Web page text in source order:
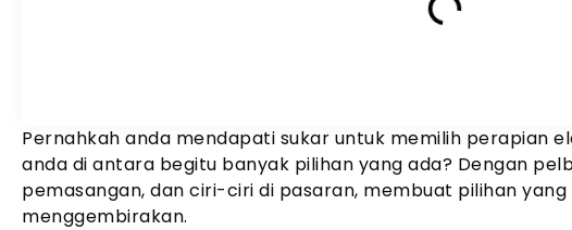
Pernahkah anda mendapati sukar untuk memilih perapian
anda di antara begitu banyak pilihan yang ada? Dengan
pemasangan, dan ciri-ciri di pasaran, membuat pilihan
menggembirakan.